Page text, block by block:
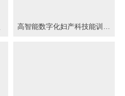
高智能数字化妇产科技能训练系统 (计算机控制)